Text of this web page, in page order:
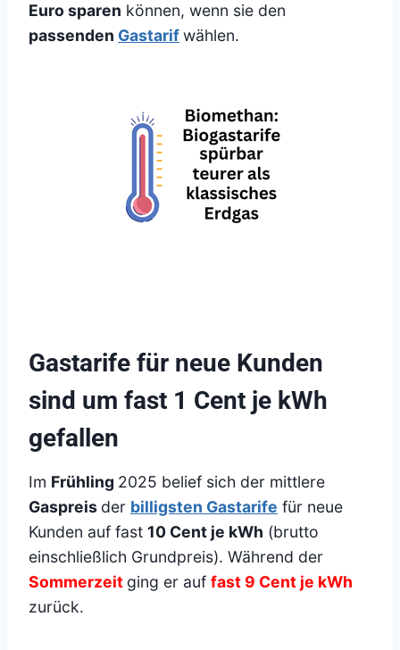
Euro sparen können, wenn sie den
passenden Gastarifwählen.
Gastarife für neue Kunden
sind um fast 1 Cent je kWh
gefallen
Im Frühling 2025 belief sich der mittlere
Gaspreis der billigsten Gastarife für neue
Kunden auf fast 10 Cent je kWh (brutto
einschließlich Grundpreis). Während der
Sommerzeit ging er auf fast 9 Cent je kWh
zurück.